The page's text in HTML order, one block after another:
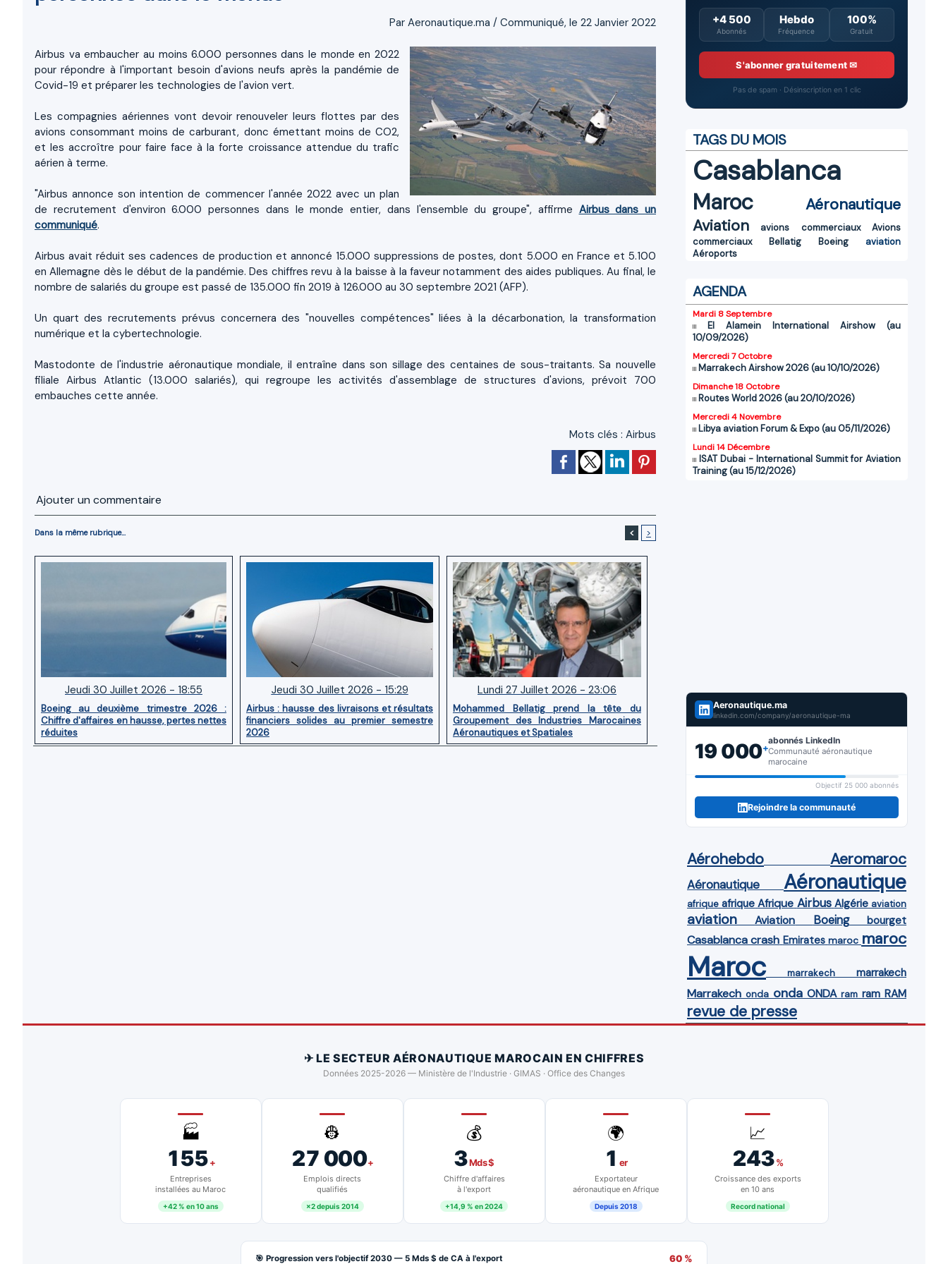
Par Aeronautique.ma / Communiqué, le 22 Janvier 2022
Airbus va embaucher au moins 6.000 personnes dans le monde en 2022
pour répondre à l'important besoin d'avions neufs après la pandémie de
Covid-19 et préparer les technologies de l'avion vert.
Les compagnies aériennes vont devoir renouveler leurs flottes par des
avions consommant moins de carburant, donc émettant moins de CO2,
et les accroître pour faire face à la forte croissance attendue du trafic
aérien à terme.
"Airbus annonce son intention de commencer l'année 2022 avec un plan
de recrutement d'environ 6.000 personnes dans le monde entier, dans l'ensemble du groupe", affirme Airbus dans un
communiqué.
Airbus avait réduit ses cadences de production et annoncé 15.000 suppressions de postes, dont 5.000 en France et 5.100
en Allemagne dès le début de la pandémie. Des chiffres revu à la baisse à la faveur notamment des aides publiques. Au final, le
nombre de salariés du groupe est passé de 135.000 fin 2019 à 126.000 au 30 septembre 2021 (AFP).
Un quart des recrutements prévus concernera des "nouvelles compétences" liées à la décarbonation, la transformation
numérique et la cybertechnologie.
Mastodonte de l'industrie aéronautique mondiale, il entraîne dans son sillage des centaines de sous-traitants. Sa nouvelle
filiale Airbus Atlantic (13.000 salariés), qui regroupe les activités d'assemblage de structures d'avions, prévoit 700
embauches cette année.
Mots clés : Airbus
Ajouter un commentaire
Dans la même rubrique... < >
Jeudi 30 Juillet 2026 - 18:55
Boeing au deuxième trimestre 2026 :
Chiffre d'affaires en hausse, pertes nettes
réduites
Jeudi 30 Juillet 2026 - 15:29
Airbus : hausse des livraisons et résultats
financiers solides au premier semestre
2026
Lundi 27 Juillet 2026 - 23:06
Mohammed Bellatig prend la tête du
Groupement des Industries Marocaines
Aéronautiques et Spatiales
+4 500
Abonnés
Hebdo
Fréquence
100%
Gratuit
S'abonner gratuitement ✉
Pas de spam · Désinscription en 1 clic
TAGS DU MOIS
Casablanca
Maroc
Aéronautique
Aviation
avions commerciaux
Avions
commerciaux
Bellatig Boeing
aviation
Aéroports
AGENDA
Mardi 8 Septembre
El Alamein International Airshow (au
10/09/2026)
Mercredi 7 Octobre
Marrakech Airshow 2026 (au 10/10/2026)
Dimanche 18 Octobre
Routes World 2026 (au 20/10/2026)
Mercredi 4 Novembre
Libya aviation Forum & Expo (au 05/11/2026)
Lundi 14 Décembre
ISAT Dubai - International Summit for Aviation
Training (au 15/12/2026)
Aeronautique.ma
linkedin.com/company/aeronautique-ma
19 000+
abonnés LinkedIn
Communauté aéronautique
marocaine
Objectif 25 000 abonnés
Rejoindre la communauté
Aérohebdo Aeromaroc
Aéronautique Aéronautique
afrique afrique Afrique Airbus Algérie aviation
aviation Aviation Boeing bourget
Casablanca crash Emirates maroc maroc
Maroc marrakech marrakech
Marrakech onda onda ONDA ram ram RAM
revue de presse
✈ LE SECTEUR AÉRONAUTIQUE MAROCAIN EN CHIFFRES
Données 2025-2026 — Ministère de l'Industrie · GIMAS · Office des Changes
🏭
155+
Entreprises
installées au Maroc
+42 % en 10 ans
👷
27 000+
Emplois directs
qualifiés
×2 depuis 2014
💰
3Mds $
Chiffre d'affaires
à l'export
+14,9 % en 2024
🌍
1 er
Exportateur
aéronautique en Afrique
Depuis 2018
📈
243%
Croissance des exports
en 10 ans
Record national
🎯 Progression vers l'objectif 2030 — 5 Mds $ de CA à l'export 60 %